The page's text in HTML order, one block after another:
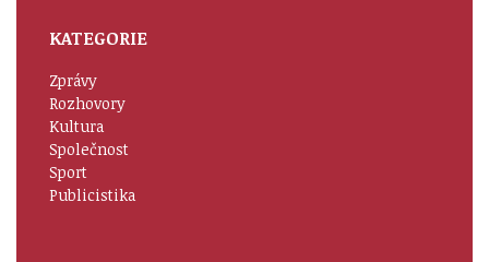
KATEGORIE
Zprávy
Rozhovory
Kultura
Společnost
Sport
Publicistika